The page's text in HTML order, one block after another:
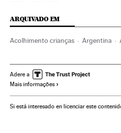
ARQUIVADO EM
Acolhimento crianças Argentina
Infância América do Sul
Política social
Adere a
Mais informações
Si está interesado en licenciar este